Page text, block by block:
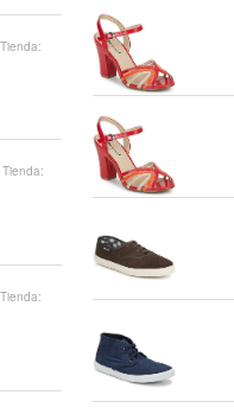
Tienda:
Tienda:
Tienda: